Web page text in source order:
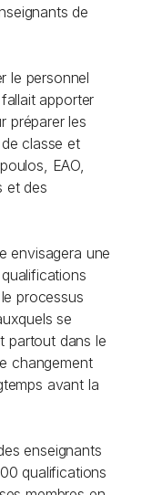
de
le personnel
apporter
préparer les
classe et
EAO,
et des
envisagera une
processus
se
partout dans le
changement
avant la
enseignants
qualifications